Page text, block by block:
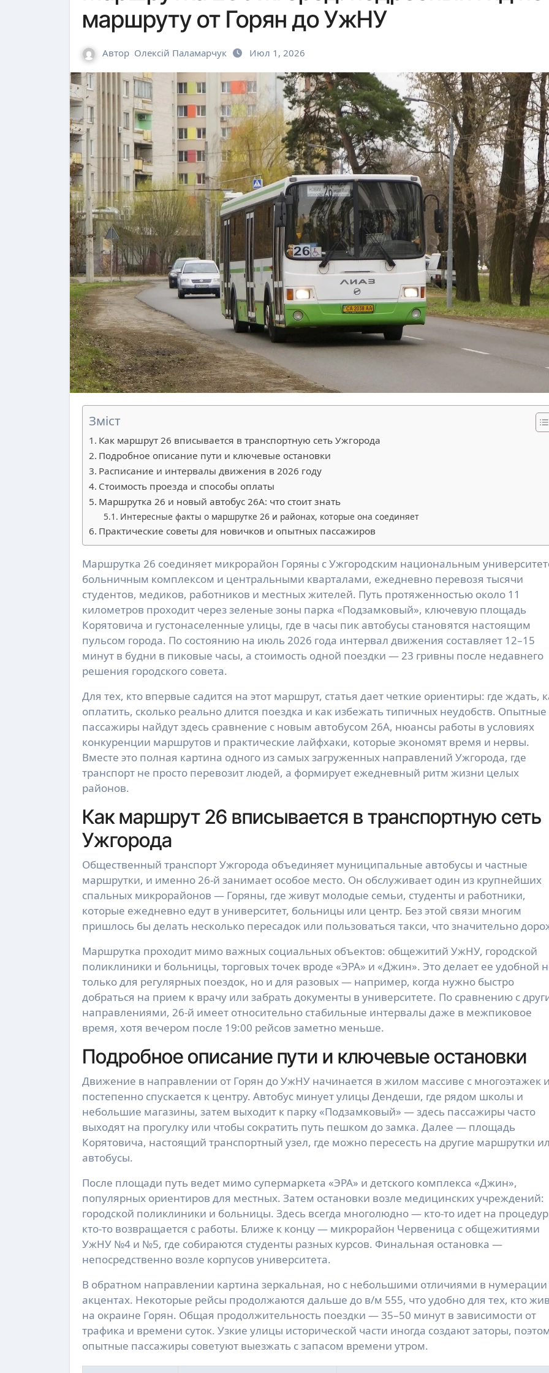
маршруту от Горян до УжНУ
Автор Олексій Паламарчук Июл 1, 2026
Зміст
Как маршрут 26 вписывается в транспортную сеть Ужгорода
Подробное описание пути и ключевые остановки
Расписание и интервалы движения в 2026 году
Стоимость проезда и способы оплаты
Маршрутка 26 и новый автобус 26А: что стоит знать
Интересные факты о маршрутке 26 и районах, которые она соединяет
Практические советы для новичков и опытных пассажиров
Маршрутка 26 соединяет микрорайон Горяны с Ужгородским национальным университетом,
больничным комплексом и центральными кварталами, ежедневно перевозя тысячи
студентов, медиков, работников и местных жителей. Путь протяженностью около 11
километров проходит через зеленые зоны парка «Подзамковый», ключевую площадь
Корятовича и густонаселенные улицы, где в часы пик автобусы становятся настоящим
пульсом города. По состоянию на июль 2026 года интервал движения составляет 12–15
минут в будни в пиковые часы, а стоимость одной поездки — 23 гривны после недавнего
решения городского совета.
Для тех, кто впервые садится на этот маршрут, статья дает четкие ориентиры: где ждать,
оплатить, сколько реально длится поездка и как избежать типичных неудобств. Опытные
пассажиры найдут здесь сравнение с новым автобусом 26А, нюансы работы в условиях
конкуренции маршрутов и практические лайфхаки, которые экономят время и нервы.
Вместе это полная картина одного из самых загруженных направлений Ужгорода, где
транспорт не просто перевозит людей, а формирует ежедневный ритм жизни целых
районов.
Как маршрут 26 вписывается в транспортную сеть
Ужгорода
Общественный транспорт Ужгорода объединяет муниципальные автобусы и частные
маршрутки, и именно 26-й занимает особое место. Он обслуживает один из крупнейших
спальных микрорайонов — Горяны, где живут молодые семьи, студенты и работники,
которые ежедневно едут в университет, больницы или центр. Без этой связи многим
пришлось бы делать несколько пересадок или пользоваться такси, что значительно
Маршрутка проходит мимо важных социальных объектов: общежитий УжНУ, городской
поликлиники и больницы, торговых точек вроде «ЭРА» и «Джин». Это делает ее удобной
только для регулярных поездок, но и для разовых — например, когда нужно быстро
добраться на прием к врачу или забрать документы в университете. По сравнению с
направлениями, 26-й имеет относительно стабильные интервалы даже в межпиковое
время, хотя вечером после 19:00 рейсов заметно меньше.
Подробное описание пути и ключевые остановки
Движение в направлении от Горян до УжНУ начинается в жилом массиве с многоэтажек и
постепенно спускается к центру. Автобус минует улицы Дендеши, где рядом школы и
небольшие магазины, затем выходит к парку «Подзамковый» — здесь пассажиры часто
выходят на прогулку или чтобы сократить путь пешком до замка. Далее — площадь
Корятовича, настоящий транспортный узел, где можно пересесть на другие маршрутки
автобусы.
После площади путь ведет мимо супермаркета «ЭРА» и детского комплекса «Джин»,
популярных ориентиров для местных. Затем остановки возле медицинских учреждений:
городской поликлиники и больницы. Здесь всегда многолюдно — кто-то идет на
кто-то возвращается с работы. Ближе к концу — микрорайон Червеница с общежитиями
УжНУ №4 и №5, где собираются студенты разных курсов. Финальная остановка —
непосредственно возле корпусов университета.
В обратном направлении картина зеркальная, но с небольшими отличиями в нумерации
акцентах. Некоторые рейсы продолжаются дальше до в/м 555, что удобно для тех, кто
на окраине Горян. Общая продолжительность поездки — 35–50 минут в зависимости от
трафика и времени суток. Узкие улицы исторической части иногда создают заторы,
опытные пассажиры советуют выезжать с запасом времени утром.